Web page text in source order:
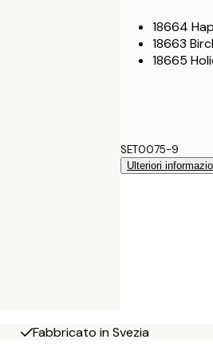
18664
18663
18665
SET0075-9
Ulteriori
Fabbricato in Svezia